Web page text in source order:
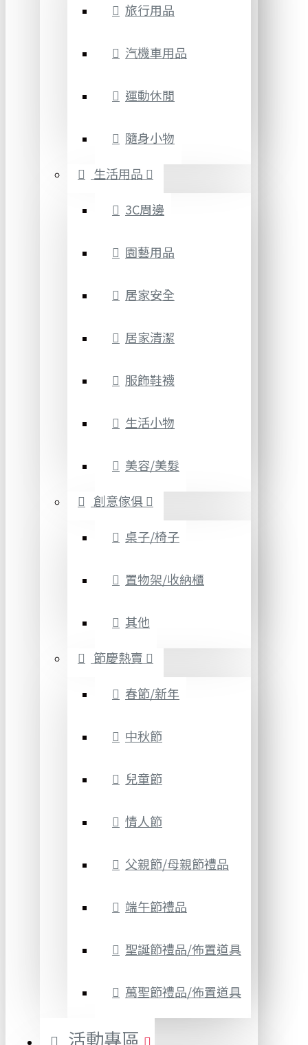
旅行用品
汽機車用品
運動休閒
隨身小物
生活用品
3C周邊
園藝用品
居家安全
居家清潔
服飾鞋襪
生活小物
美容/美髮
創意傢俱
桌子/椅子
置物架/收納櫃
其他
節慶熱賣
春節/新年
中秋節
兒童節
情人節
父親節/母親節禮品
端午節禮品
聖誕節禮品/佈置道具
萬聖節禮品/佈置道具
活動專區